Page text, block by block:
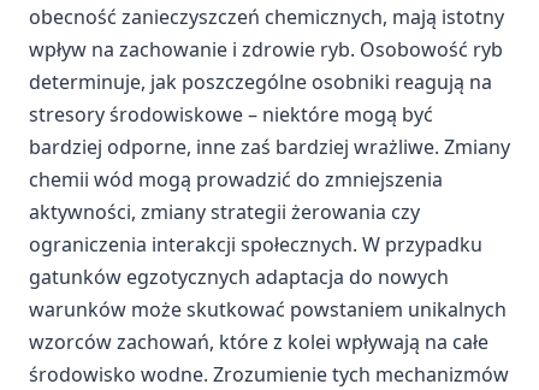
obecność zanieczyszczeń chemicznych, mają istotny
wpływ na zachowanie i zdrowie ryb. Osobowość ryb
determinuje, jak poszczególne osobniki reagują na
stresory środowiskowe – niektóre mogą być
bardziej odporne, inne zaś bardziej wrażliwe. Zmiany
chemii wód mogą prowadzić do zmniejszenia
aktywności, zmiany strategii żerowania czy
ograniczenia interakcji społecznych. W przypadku
gatunków egzotycznych adaptacja do nowych
warunków może skutkować powstaniem unikalnych
wzorców zachowań, które z kolei wpływają na całe
środowisko wodne. Zrozumienie tych mechanizmów